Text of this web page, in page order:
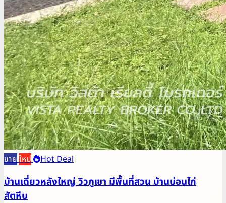
ขายใหม่ Hot Deal
บ้านเดี่ยวหลังใหญ่ วิวภูเขา มีพื้นที่สวน บ้านบ่อนไก่
สัตหีบ